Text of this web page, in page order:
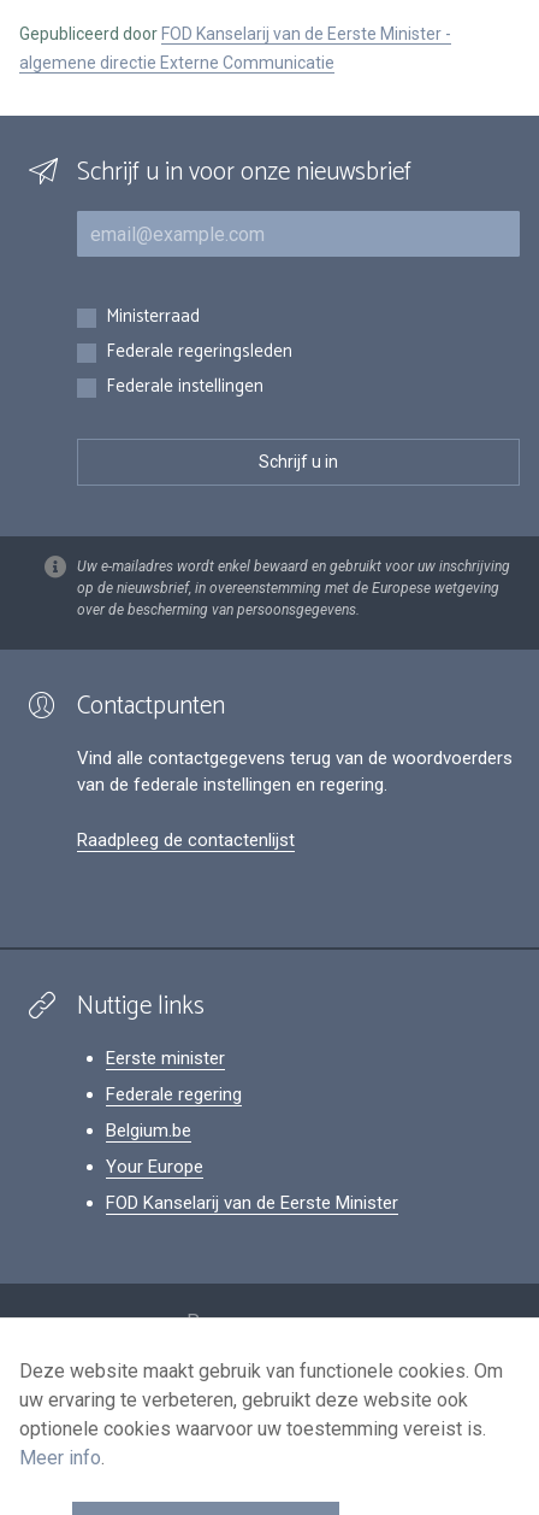
Gepubliceerd door FOD Kanselarij van de Eerste Minister -
algemene directie Externe Communicatie
Schrijf u in voor onze nieuwsbrief
E-mail
Inschrijvingen
Ministerraad
Federale regeringsleden
Federale instellingen
Uw e-mailadres wordt enkel bewaard en gebruikt voor uw inschrijving
op de nieuwsbrief, in overeenstemming met de Europese wetgeving
over de bescherming van persoonsgegevens.
Contactpunten
Vind alle contactgegevens terug van de woordvoerders
van de federale instellingen en regering.
Raadpleeg de contactenlijst
Nuttige links
Eerste minister
Federale regering
Belgium.be
Your Europe
FOD Kanselarij van de Eerste Minister
Persoonsgegevens
Voorwaarden voor het hergebruik
Contacteer ons
Deze website maakt gebruik van functionele cookies. Om
uw ervaring te verbeteren, gebruikt deze website ook
optionele cookies waarvoor uw toestemming vereist is.
Meer info.